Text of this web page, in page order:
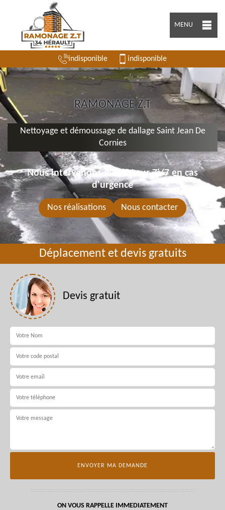
MENU
indisponible indisponible
RAMONAGE Z.T
Nettoyage et démoussage de dallage Saint Jean De
Cornies
Nous intervenons 24h/24 sur 7j/7 en cas
d'urgence
Nos réalisations Nous contacter
Déplacement et devis gratuits
Devis gratuit
ON VOUS RAPPELLE IMMEDIATEMENT